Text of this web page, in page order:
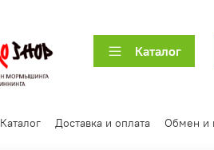
Каталог
Каталог Доставка и оплата Обмен и